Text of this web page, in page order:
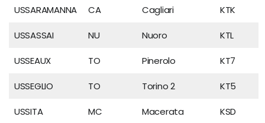
USSARAMANNA CA Cagliari KTK
USSASSAI NU Nuoro KTL
USSEAUX TO Pinerolo KT7
USSEGLIO TO Torino 2 KT5
USSITA MC Macerata KSD